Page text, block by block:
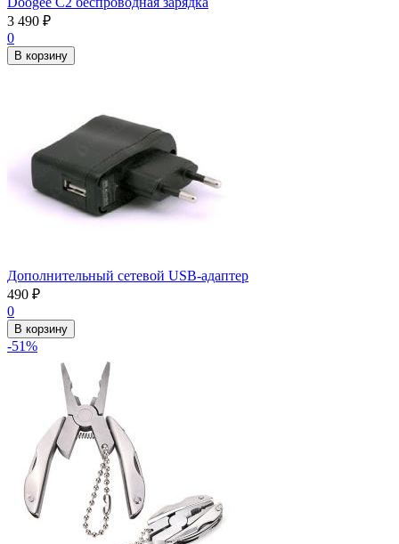
3 490 ₽
0
В корзину
Дополнительный сетевой USB-адаптер
490 ₽
0
В корзину
-51%